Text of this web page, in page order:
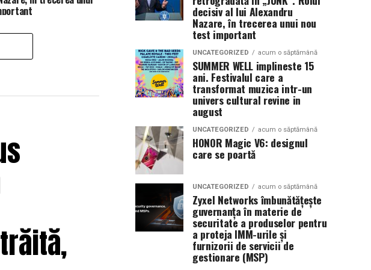
decisiv al lui Alexandru
Nazare, în trecerea unui nou
test important
UNCATEGORIZED acum o săptămână
SUMMER WELL implineste 15
ani. Festivalul care a
transformat muzica intr-un
univers cultural revine in
august
UNCATEGORIZED acum o săptămână
HONOR Magic V6: designul
care se poartă
UNCATEGORIZED acum o săptămână
Zyxel Networks îmbunătățește
guvernanța în materie de
securitate a produselor pentru
a proteja IMM-urile și
furnizorii de servicii de
gestionare (MSP)